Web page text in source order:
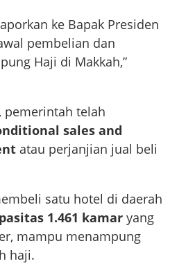
ke Bapak Presiden
pembelian dan
Haji di Makkah,”
pemerintah telah
sales and
atau perjanjian jual beli
satu hotel di daerah
1.461 kamar yang
mampu menampung
haji.